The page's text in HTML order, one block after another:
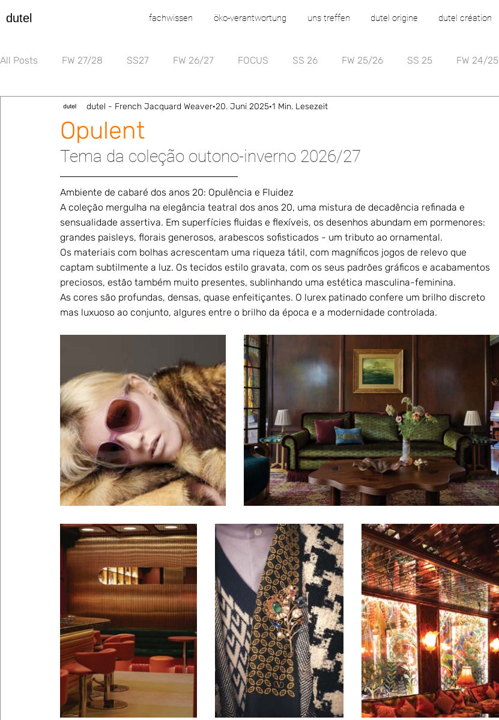
dutel fachwissen öko-verantwortung uns treffen dutel origine dutel création
All Posts FW 27/28 SS27 FW 26/27 FOCUS SS 26 FW 25/26 SS 25 FW 24/25
Opulent
dutel - French Jacquard Weaver 20. Juni 2025 1 Min. Lesezeit
Tema da coleção outono-inverno 2026/27
Ambiente de cabaré dos anos 20: Opulência e Fluidez
A coleção mergulha na elegância teatral dos anos 20, uma mistura de decadência refinada e
sensualidade assertiva. Em superfícies fluidas e flexíveis, os desenhos abundam em pormenores:
grandes paisleys, florais generosos, arabescos sofisticados - um tributo ao ornamental.
Os materiais com bolhas acrescentam uma riqueza tátil, com magníficos jogos de relevo que
captam subtilmente a luz. Os tecidos estilo gravata, com os seus padrões gráficos e acabamentos
preciosos, estão também muito presentes, sublinhando uma estética masculina-feminina.
As cores são profundas, densas, quase enfeitiçantes. O lurex patinado confere um brilho discreto
mas luxuoso ao conjunto, algures entre o brilho da época e a modernidade controlada.